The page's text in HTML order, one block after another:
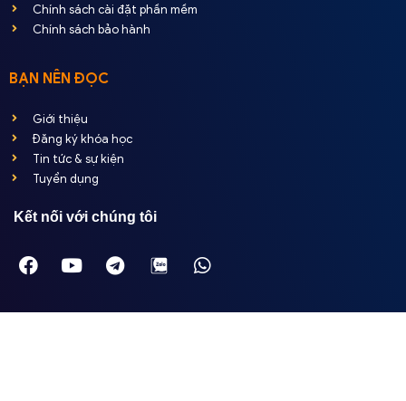
Chính sách cài đặt phần mềm
Chính sách bảo hành
BẠN NÊN ĐỌC
Giới thiệu
Đăng ký khóa học
Tin tức & sự kiện
Tuyển dụng
Kết nối với chúng tôi